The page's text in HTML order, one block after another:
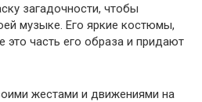
загадочности, чтобы
музыке. Его яркие костюмы,
это часть его образа и придают
жестами и движениями на